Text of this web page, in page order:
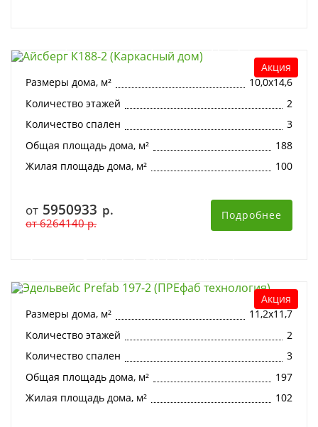
Акция
Размеры дома, м²
10,0х14,6
Количество этажей
2
Количество спален
3
Общая площадь дома, м²
188
Жилая площадь дома, м²
100
от 5950933 р.
от6264140р.
Подробнее
Акция
Размеры дома, м²
11,2х11,7
Количество этажей
2
Количество спален
3
Общая площадь дома, м²
197
Жилая площадь дома, м²
102